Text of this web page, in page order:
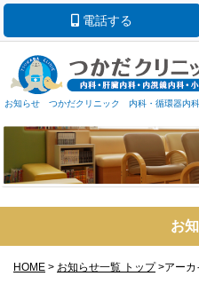
電話する
お知らせ つかだクリニック 内科・循環器内
お
HOME > お知らせ一覧 トップ>アーカ